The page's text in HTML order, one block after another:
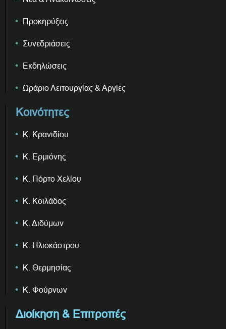
Προκηρύξεις
Συνεδριάσεις
Εκδηλώσεις
Ωράριο Λειτουργίας & Αργίες
Κοινότητες
Κ. Κρανιδίου
Κ. Ερμιόνης
Κ. Πόρτο Χελίου
Κ. Κοιλάδος
Κ. Διδύμων
Κ. Ηλιοκάστρου
Κ. Θερμησίας
Κ. Φούρνων
Διοίκηση & Επιτροπές